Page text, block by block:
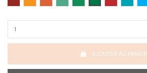
AJOUTER AU PANIER